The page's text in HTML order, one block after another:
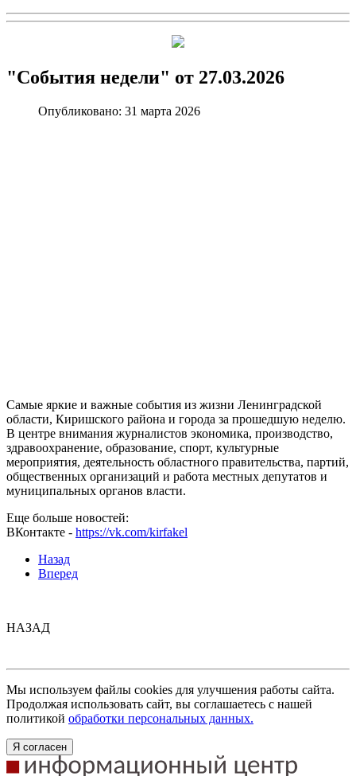
"События недели" от 27.03.2026
Опубликовано: 31 марта 2026
Самые яркие и важные события из жизни Ленинградской
области, Киришского района и города за прошедшую неделю.
В центре внимания журналистов экономика, производство,
здравоохранение, образование, спорт, культурные
мероприятия, деятельность областного правительства, партий,
общественных организаций и работа местных депутатов и
муниципальных органов власти.
Еще больше новостей:
ВКонтакте - https://vk.com/kirfakel
Назад
Вперед
НАЗАД
Мы используем файлы cookies для улучшения работы сайта.
Продолжая использовать сайт, вы соглашаетесь с нашей
политикой обработки персональных данных.
Я согласен